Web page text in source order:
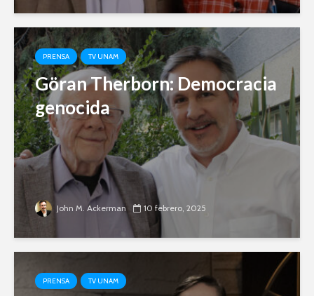
PRENSA TV UNAM
Göran Therborn: Democracia
genocida
John M. Ackerman 10 febrero, 2025
PRENSA TV UNAM